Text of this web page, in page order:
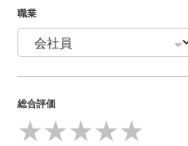
職業
総合評価
★
★
★
★
★